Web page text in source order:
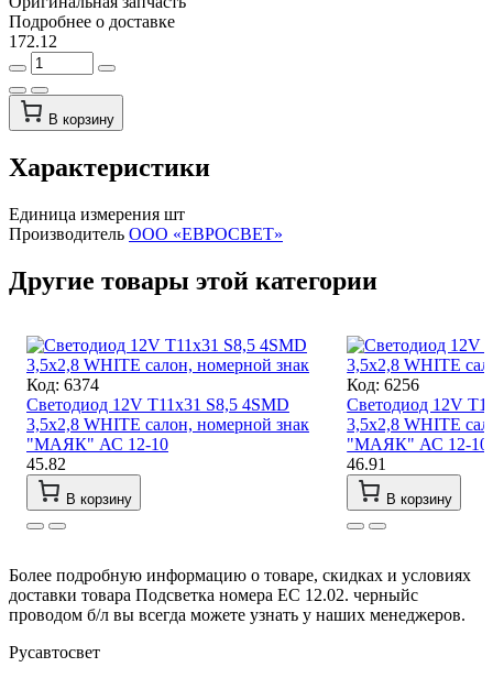
Подробнее о доставке
172.12
В корзину
Характеристики
Единица измерения шт
Производитель ООО «ЕВРОСВЕТ»
Другие товары этой категории
Код: 6374
Светодиод 12V T11x31 S8,5 4SMD
3,5x2,8 WHITE салон, номерной знак
"МАЯК" АС 12-10
45.82
В корзину
Код: 6256
Светодиод 12V
3,5x2,8 WHITE
"МАЯК" АС 12-10
46.91
В корзину
Более подробную информацию о товаре, скидках и условиях
доставки товара Подсветка номера ЕС 12.02. черныйс
проводом б/л вы всегда можете узнать у наших менеджеров.
Русавтосвет